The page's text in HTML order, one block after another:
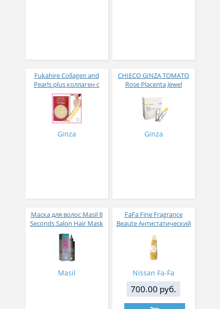
Fukahire Collagen and
Pearls plus коллаген с
жемчужным порошком
№ 30
Ginza
CHIECO GINZA TOMATO
Rose Placenta Jewel
в желе № 30
Ginza
Маска для волос Masil 8
Seconds Salon Hair Mask
200 мл
Masil
FaFa Fine Fragrance
Beaute Антистатический
с ароматом цветов,
мускуса и сандалового
дерева 600 мл
Nissan Fa-Fa
700.00 руб.